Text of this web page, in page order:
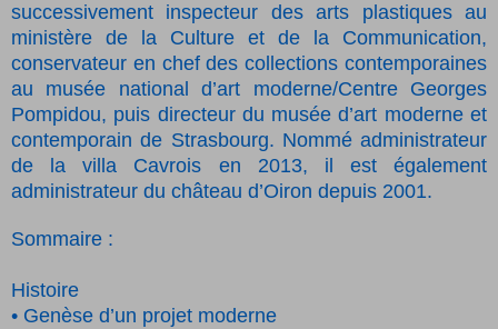
successivement inspecteur des arts plastiques au
ministère de la Culture et de la Communication,
conservateur en chef des collections contemporaines
au musée national d’art moderne/Centre Georges
Pompidou, puis directeur du musée d’art moderne et
contemporain de Strasbourg. Nommé administrateur
de la villa Cavrois en 2013, il est également
administrateur du château d’Oiron depuis 2001.
Sommaire :
Histoire
• Genèse d’un projet moderne